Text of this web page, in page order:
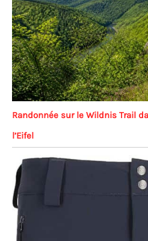
Randonnée sur le Wildnis Trail
l’Eifel